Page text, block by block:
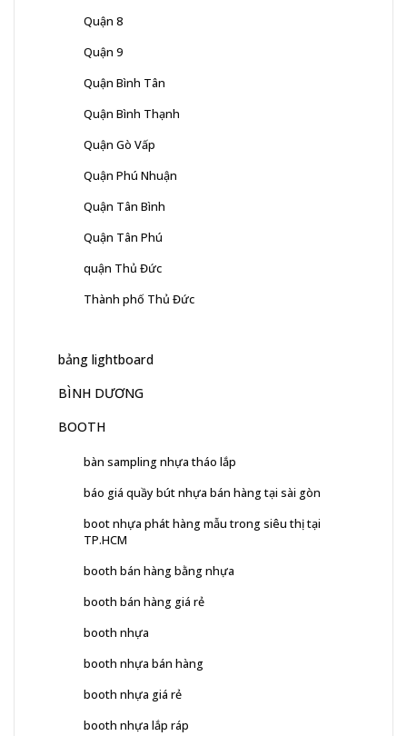
Quận 8
Quận 9
Quận Bình Tân
Quận Bình Thạnh
Quận Gò Vấp
Quận Phú Nhuận
Quận Tân Bình
Quận Tân Phú
quận Thủ Đức
Thành phố Thủ Đức
bảng lightboard
BÌNH DƯƠNG
BOOTH
bàn sampling nhựa tháo lắp
báo giá quầy bút nhựa bán hàng tại sài gòn
boot nhựa phát hàng mẫu trong siêu thị tại
TP.HCM
booth bán hàng bằng nhựa
booth bán hàng giá rẻ
booth nhựa
booth nhựa bán hàng
booth nhựa giá rẻ
booth nhựa lắp ráp